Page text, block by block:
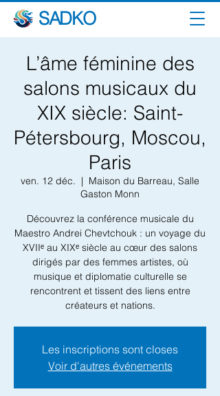
SADKO
L’âme féminine des
salons musicaux du
XIX siècle: Saint-
Pétersbourg, Moscou,
Paris
ven. 12 déc.
  |
Maison du Barreau, Salle
Gaston Monn
Découvrez la conférence musicale du
Maestro Andrei Chevtchouk : un voyage du
XVIIᵉ au XIXᵉ siècle au cœur des salons
dirigés par des femmes artistes, où
musique et diplomatie culturelle se
rencontrent et tissent des liens entre
créateurs et nations.
Les inscriptions sont closes
Voir d'autres événements